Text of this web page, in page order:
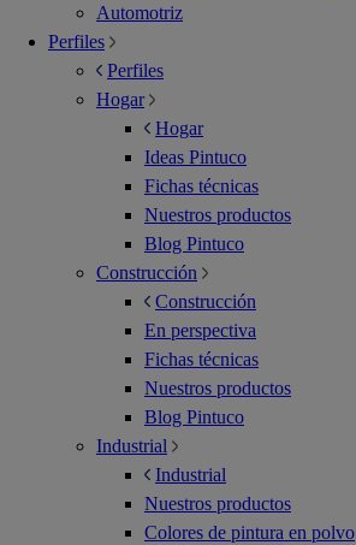
Automotriz
Perfiles
Perfiles
Hogar
Hogar
Ideas Pintuco
Fichas técnicas
Nuestros productos
Blog Pintuco
Construcción
Construcción
En perspectiva
Fichas técnicas
Nuestros productos
Blog Pintuco
Industrial
Industrial
Nuestros productos
Colores de pintura en polvo